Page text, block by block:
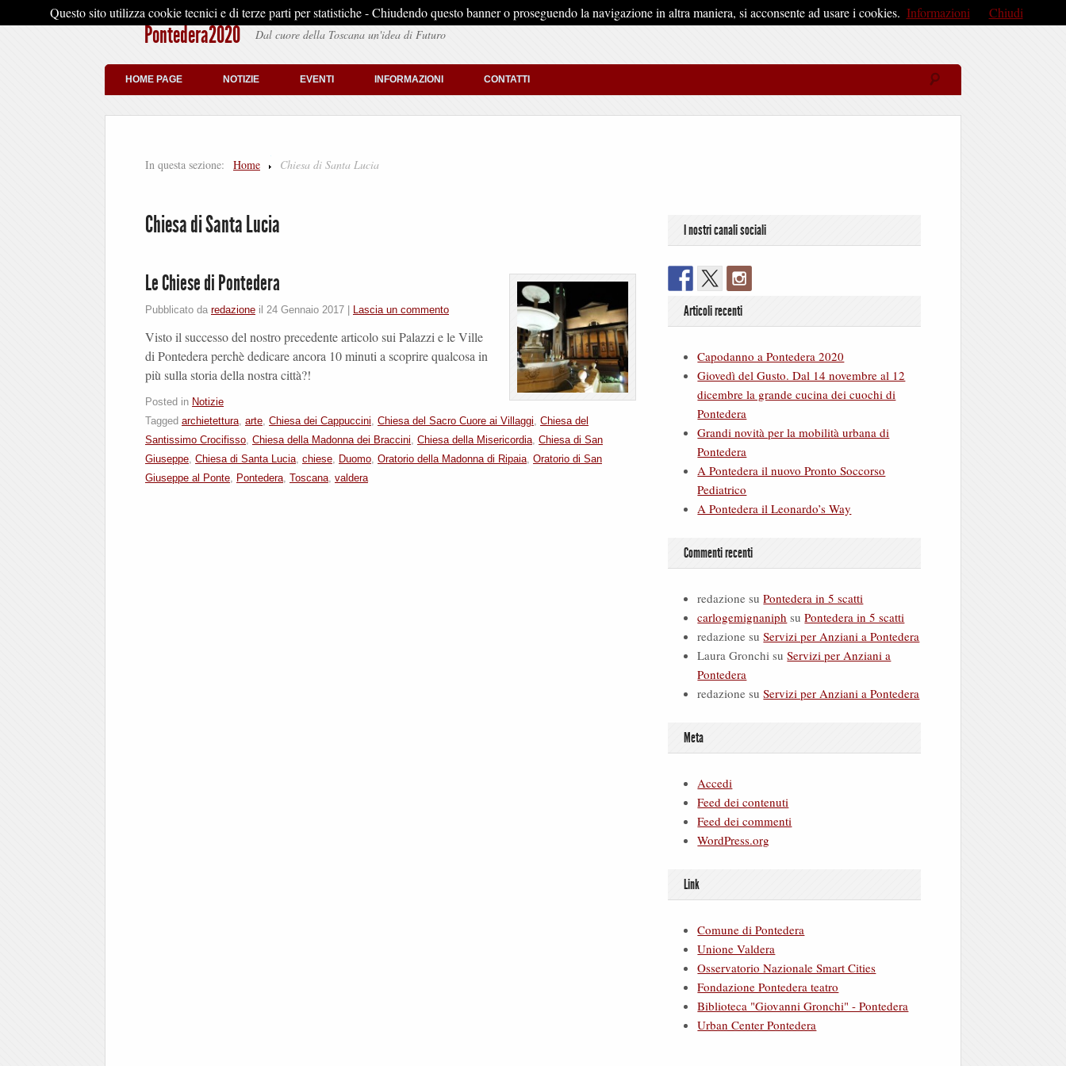
Pontedera2020 Dal cuore della Toscana un'idea di Futuro
HOME PAGE NOTIZIE EVENTI INFORMAZIONI CONTATTI
In questa sezione: Home Chiesa di Santa Lucia
Chiesa di Santa Lucia
Le Chiese di Pontedera
Pubblicato da redazione il 24 Gennaio 2017 Lascia un commento
Visto il successo del nostro precedente articolo sui Palazzi e le Ville
di Pontedera perchè dedicare ancora 10 minuti a scoprire qualcosa in
più sulla storia della nostra città?!
Posted in Notizie
Tagged archietettura, arte, Chiesa dei Cappuccini, Chiesa del Sacro Cuore ai Villaggi, Chiesa del
Santissimo Crocifisso, Chiesa della Madonna dei Braccini, Chiesa della Misericordia, Chiesa di San
Giuseppe, Chiesa di Santa Lucia, chiese, Duomo, Oratorio della Madonna di Ripaia, Oratorio di San
Giuseppe al Ponte, Pontedera, Toscana, valdera
I nostri canali sociali
Articoli recenti
Capodanno a Pontedera 2020
Giovedì del Gusto. Dal 14 novembre al 12
dicembre la grande cucina dei cuochi di
Pontedera
Grandi novità per la mobilità urbana di
Pontedera
A Pontedera il nuovo Pronto Soccorso
Pediatrico
A Pontedera il Leonardo’s Way
Commenti recenti
redazione suPontedera in 5 scatti
carlogemignaniph suPontedera in 5 scatti
redazione suServizi per Anziani a Pontedera
Laura Gronchi suServizi per Anziani a
Pontedera
redazione suServizi per Anziani a Pontedera
Meta
Accedi
Feed dei contenuti
Feed dei commenti
WordPress.org
Link
Comune di Pontedera
Unione Valdera
Osservatorio Nazionale Smart Cities
Fondazione Pontedera teatro
Biblioteca "Giovanni Gronchi" - Pontedera
Urban Center Pontedera
Questo sito utilizza cookie tecnici e di terze parti per statistiche - Chiudendo questo banner o proseguendo la navigazione in altra maniera, si acconsente ad usare i cookies. Informazioni Chiudi